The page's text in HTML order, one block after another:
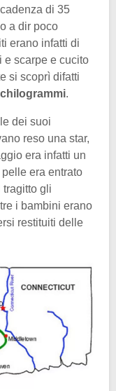
di 35
a dir poco
erano infatti di
e scarpe e cucito
si scoprì difatti
.
dei suoi
reso una star,
era infatti un
pelle era entrato
gli
i bambini erano
restituiti delle